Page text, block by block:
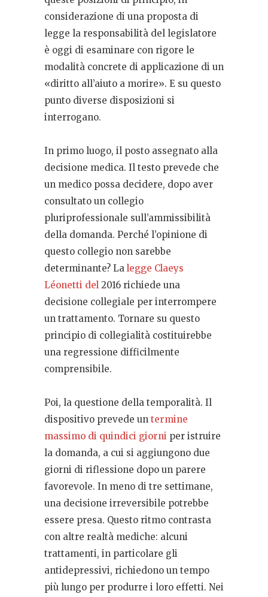
considerazione di una proposta di
legge la responsabilità del legislatore
è oggi di esaminare con rigore le
modalità concrete di applicazione di un
«diritto all’aiuto a morire». E su questo
punto diverse disposizioni si
interrogano.
In primo luogo, il posto assegnato alla
decisione medica. Il testo prevede che
un medico possa decidere, dopo aver
consultato un collegio
pluriprofessionale sull’ammissibilità
della domanda. Perché l’opinione di
questo collegio non sarebbe
determinante? Lalegge Claeys
Léonetti del2016 richiede una
decisione collegiale per interrompere
un trattamento. Tornare su questo
principio di collegialità costituirebbe
una regressione difficilmente
comprensibile.
Poi, la questione della temporalità. Il
dispositivo prevede un termine
massimo di quindici giorni per istruire
la domanda, a cui si aggiungono due
giorni di riflessione dopo un parere
favorevole. In meno di tre settimane,
una decisione irreversibile potrebbe
essere presa. Questo ritmo contrasta
con altre realtà mediche: alcuni
trattamenti, in particolare gli
antidepressivi, richiedono un tempo
più lungo per produrre i loro effetti. Nei